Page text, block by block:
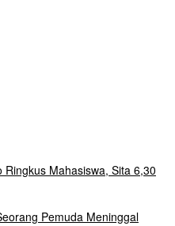
Mahasiswa, Sita 6,30
Pemuda Meninggal